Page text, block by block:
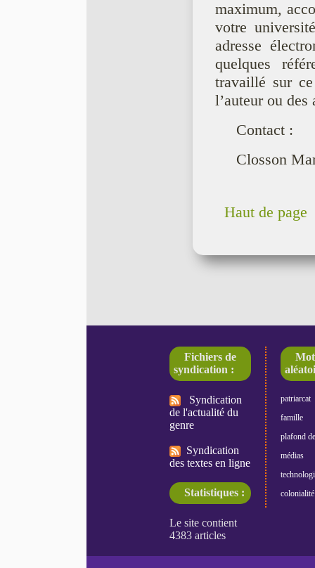
maximum,
votre
adresse
quelques
travaillé sur
l’auteur ou
Contact :
Closson
Haut de page
Fichiers de
syndication :
Syndication
de l'actualité du
genre
Syndication
des textes en ligne
Statistiques :
patriarcat
famille
plafond
médias
colonialité